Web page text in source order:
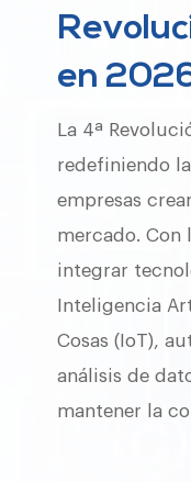
en
La 4ª
redefiniendo
empresas
mercado. Con
integrar
Inteligencia
Cosas (IoT),
análisis de
mantener la